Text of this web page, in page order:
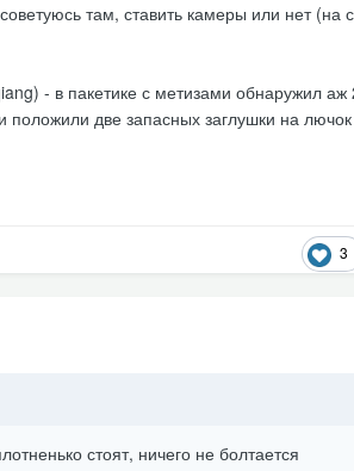
там, ставить камеры или нет (на
- в пакетике с метизами обнаружил аж
положили две запасных заглушки на лючок
3
стоят, ничего не болтается